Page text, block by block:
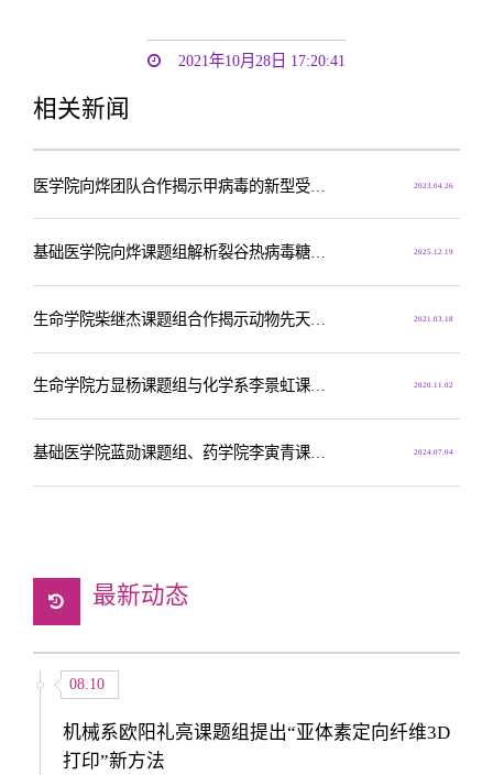
2021年10月28日 17:20:41
相关新闻
2023.04.26
2025.12.19
2021.03.18
2020.11.02
生命学院方显杨课题组与化学系李景虹课题组合作揭示黄病毒属抗核酸外切酶RNA(xrRNAs)机械稳定性各向异性的分子机制
2024.07.04
最新动态
08.10
机械系欧阳礼亮课题组提出“亚体素定向纤维3D
打印”新方法